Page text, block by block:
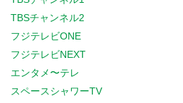
TBSチャンネル2
フジテレビONE
フジテレビNEXT
エンタメ〜テレ
スペースシャワーTV